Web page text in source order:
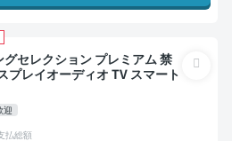
セレクション プレミアム 禁
プレイオーディオ TV スマート
迎
払総額